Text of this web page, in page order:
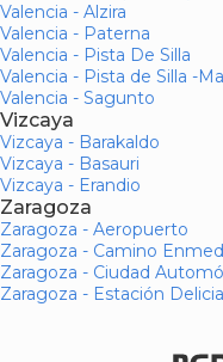
Valencia - Alzira
Valencia - Paterna
Valencia - Pista De Silla
Valencia - Pista de Silla -
Valencia - Sagunto
Vizcaya
Vizcaya - Barakaldo
Vizcaya - Basauri
Vizcaya - Erandio
Zaragoza
Zaragoza - Aeropuerto
Zaragoza - Camino
Zaragoza - Ciudad
Zaragoza - Estación